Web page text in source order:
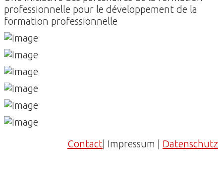
professionnelle pour le développement de la
formation professionnelle
Contact | Impressum | Datenschutz